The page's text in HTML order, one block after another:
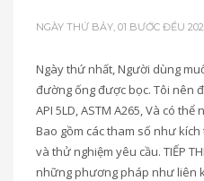
NGÀY THỨ BẢY, 01 BƯỚC ĐỀU
Ngày thứ nhất, Người dùng
đường ống được bọc. Tôi nên
API 5LD, ASTM A265, Và có
Bao gồm các tham số như
và thử nghiệm yêu cầu. TIẾP
những phương pháp như liên